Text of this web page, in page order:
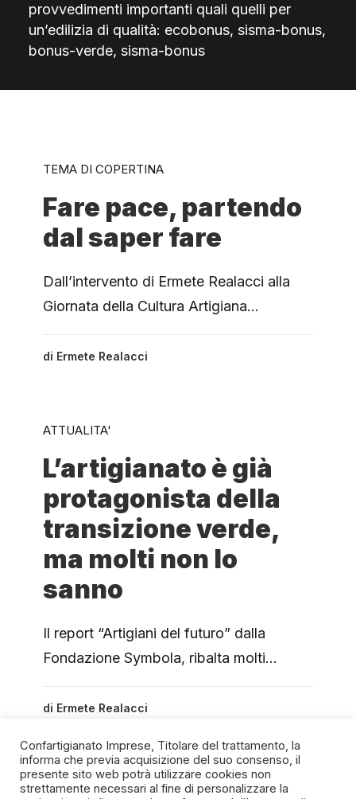
provvedimenti importanti quali quelli per
un’edilizia di qualità: ecobonus, sisma-bonus,
bonus-verde, sisma-bonus
TEMA DI COPERTINA
Fare pace, partendo
dal saper fare
Dall’intervento di Ermete Realacci alla
Giornata della Cultura Artigiana…
di Ermete Realacci
ATTUALITA'
L’artigianato è già
protagonista della
transizione verde,
ma molti non lo
sanno
Il report “Artigiani del futuro” dalla
Fondazione Symbola, ribalta molti…
di Ermete Realacci
Confartigianato Imprese, Titolare del trattamento, la
informa che previa acquisizione del suo consenso, il
presente sito web potrà utilizzare cookies non
strettamente necessari al fine di personalizzare la